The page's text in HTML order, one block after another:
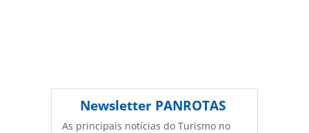
Newsletter PANROTAS
As principais notícias do Turismo no